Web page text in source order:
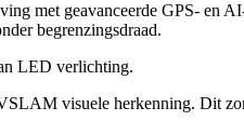
met geavanceerde GPS-
begrenzingsdraad.
LED verlichting.
visuele herkenning. Dit